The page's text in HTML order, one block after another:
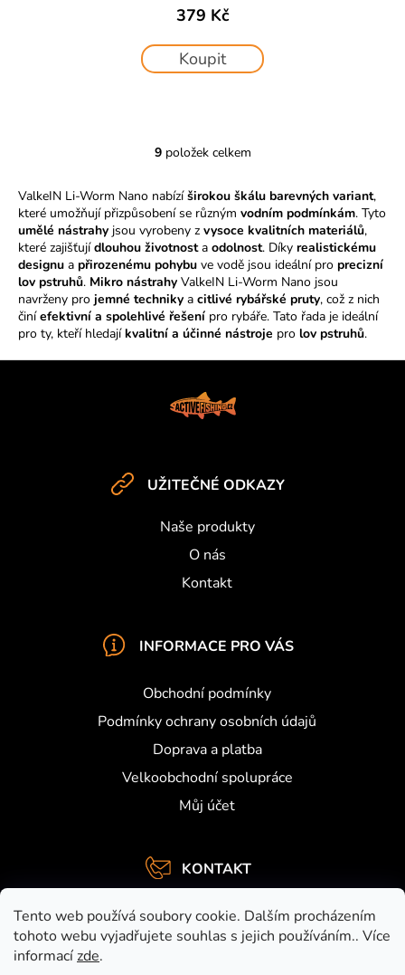
Tento web používá soubory cookie. Dalším procházením
tohoto webu vyjadřujete souhlas s jejich používáním.. Více
informacízde.
379 Kč
Koupit
O
l
á
d
a
c
í
p
r
v
y
v
i
u
9položek celkem
ValkeIN Li-Worm Nano nabízíširokou škálu barevných variant,
které umožňují přizpůsobení se různým vodním podmínkám. Tyto
umělé nástrahy jsou vyrobeny z vysoce kvalitních materiálů,
které zajišťujídlouhou životnosta odolnost. Díky realistickému
designu a přirozenému pohybu ve vodě jsou ideální pro precizní
lov pstruhů. Mikro nástrahy ValkeIN Li-Worm Nano jsou
navrženy pro jemné techniky a citlivé rybářské pruty, což z nich
činíefektivní a spolehlivé řešení pro rybáře. Tato řada je ideální
pro ty, kteří hledajíkvalitní a účinné nástroje pro lov pstruhů.
UŽITEČNÉ ODKAZY
Naše produkty
O nás
Kontakt
INFORMACE PRO VÁS
Obchodní podmínky
Podmínky ochrany osobních údajů
Doprava a platba
Velkoobchodní spolupráce
Můj účet
KONTAKT
+420734459948
https://www.facebook.com/activefishing.cz